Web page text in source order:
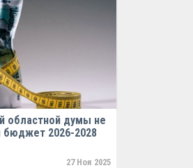
областной думы не
2026-2028
27 Ноя 2025